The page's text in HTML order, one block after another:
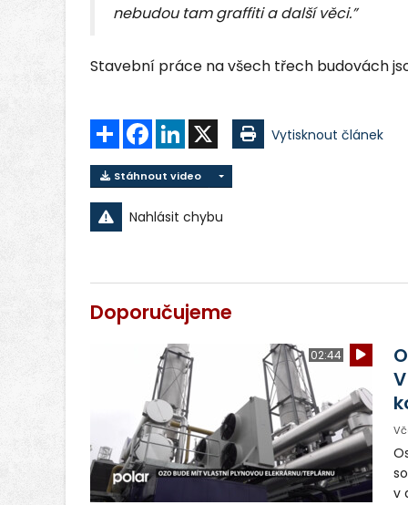
nebudou tam graffiti a další věci.”
Stavební práce na všech třech budovách
Sdílet FacebookLinkedIn Vytisknout článek
Stáhnout video
Nahlásit chybu
Doporučujeme
02:44
v